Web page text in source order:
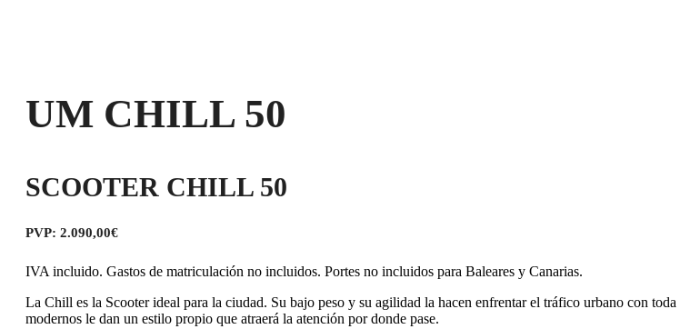
UM CHILL 50
SCOOTER CHILL 50
PVP: 2.090,00€
IVA incluido. Gastos de matriculación no incluidos. Portes no incluidos para Baleares y Canarias.
La Chill es la Scooter ideal para la ciudad. Su bajo peso y su agilidad la hacen enfrentar el tráfico urbano con
modernos le dan un estilo propio que atraerá la atención por donde pase.